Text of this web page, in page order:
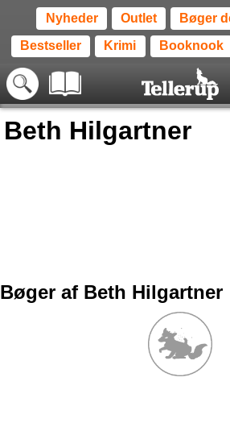
Nyheder Outlet Bøger
Bestseller Krimi Booknook
Beth Hilgartner
Bøger af Beth Hilgartner